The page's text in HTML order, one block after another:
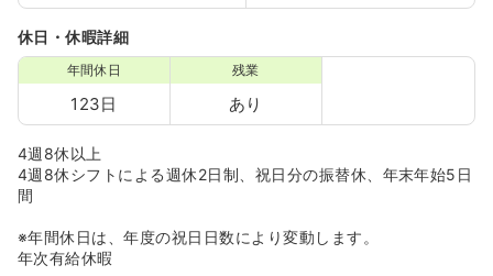
休日・休暇詳細
年間休日
123日
残業
あり
4週8休以上
4週8休シフトによる週休2日制、祝日分の振替休、年末年始5日
間
※年間休日は、年度の祝日日数により変動します。
年次有給休暇